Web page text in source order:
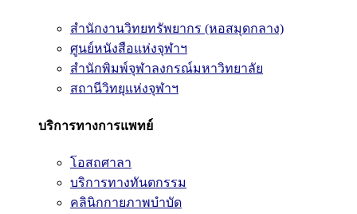
สำนักงานวิทยทรัพยากร (หอสมุดกลาง)
ศูนย์หนังสือแห่งจุฬาฯ
สำนักพิมพ์จุฬาลงกรณ์มหาวิทยาลัย
สถานีวิทยุแห่งจุฬาฯ
บริการทางการแพทย์
โอสถศาลา
บริการทางทันตกรรม
คลินิกกายภาพบำบัด